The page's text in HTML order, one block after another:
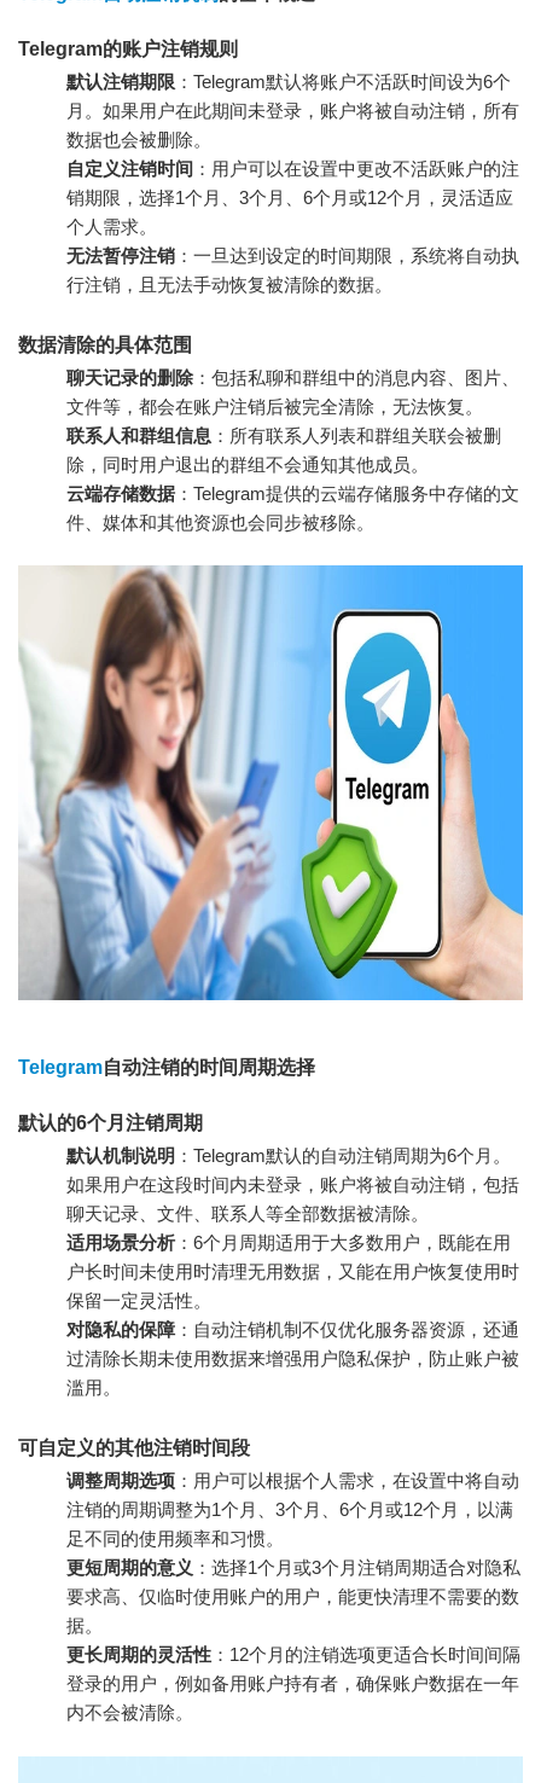
Telegram的账户注销规则
默认注销期限 ：Telegram默认将账户不活跃时间设为6个
月。如果用户在此期间未登录，账户将被自动注销，所有
数据也会被删除。
自定义注销时间 ：用户可以在设置中更改不活跃账户的注
销期限，选择1个月、3个月、6个月或12个月，灵活适应
个人需求。
无法暂停注销 ：一旦达到设定的时间期限，系统将自动执
行注销，且无法手动恢复被清除的数据。
数据清除的具体范围
聊天记录的删除 ：包括私聊和群组中的消息内容、图片、
文件等，都会在账户注销后被完全清除，无法恢复。
联系人和群组信息 ：所有联系人列表和群组关联会被删
除，同时用户退出的群组不会通知其他成员。
云端存储数据 ：Telegram提供的云端存储服务中存储的文
件、媒体和其他资源也会同步被移除。
Telegram自动注销的时间周期选择
默认的6个月注销周期
默认机制说明 ：Telegram默认的自动注销周期为6个月。
如果用户在这段时间内未登录，账户将被自动注销，包括
聊天记录、文件、联系人等全部数据被清除。
适用场景分析 ：6个月周期适用于大多数用户，既能在用
户长时间未使用时清理无用数据，又能在用户恢复使用时
保留一定灵活性。
对隐私的保障 ：自动注销机制不仅优化服务器资源，还通
过清除长期未使用数据来增强用户隐私保护，防止账户被
滥用。
可自定义的其他注销时间段
调整周期选项 ：用户可以根据个人需求，在设置中将自动
注销的周期调整为1个月、3个月、6个月或12个月，以满
足不同的使用频率和习惯。
更短周期的意义 ：选择1个月或3个月注销周期适合对隐私
要求高、仅临时使用账户的用户，能更快清理不需要的数
据。
更长周期的灵活性 ：12个月的注销选项更适合长时间间隔
登录的用户，例如备用账户持有者，确保账户数据在一年
内不会被清除。